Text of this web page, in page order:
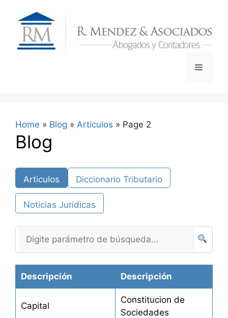
content
Menu
Home » Blog » Articulos » Page 2
Blog
Articulos Diccionario Tributario
Noticias Juridicas
Descripción Descripción
Capital
Constitucion de
Sociedades